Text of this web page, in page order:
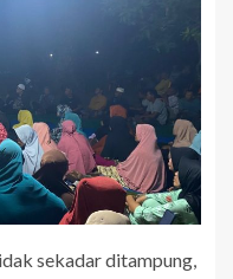
sekadar ditampung,